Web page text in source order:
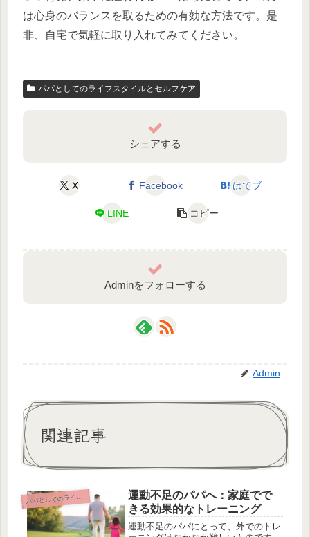
は心身のバランスを取るための有効な方法です。是
非、自宅で気軽に取り入れてみてください。
パパとしてのライフスタイルとセルフケア
シェアする
X Facebook はてブ
LINE コピー
Adminをフォローする
Admin
関連記事
パ パとしてのライフスタイルとセルフケア
運動不足のパパへ：家庭でで
きる効果的なトレーニング
運動不足のパパにとって、外でのトレ